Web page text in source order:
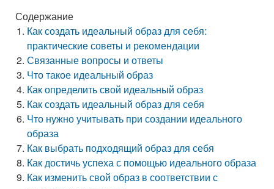
Содержание
Как создать идеальный образ для себя:
практические советы и рекомендации
Связанные вопросы и ответы
Что такое идеальный образ
Как определить свой идеальный образ
Как создать идеальный образ для себя
Что нужно учитывать при создании идеального
образа
Как выбрать подходящий образ для себя
Как достичь успеха с помощью идеального образа
Как изменить свой образ в соответствии с